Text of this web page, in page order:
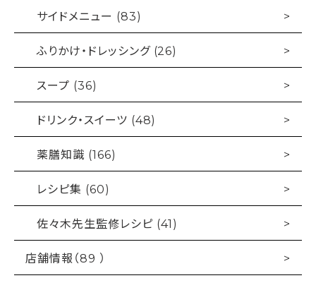
サイドメニュー (83)
ふりかけ・ドレッシング (26)
スープ (36)
ドリンク・スイーツ (48)
薬膳知識 (166)
レシピ集 (60)
佐々木先生監修レシピ (41)
店舗情報（89 ）